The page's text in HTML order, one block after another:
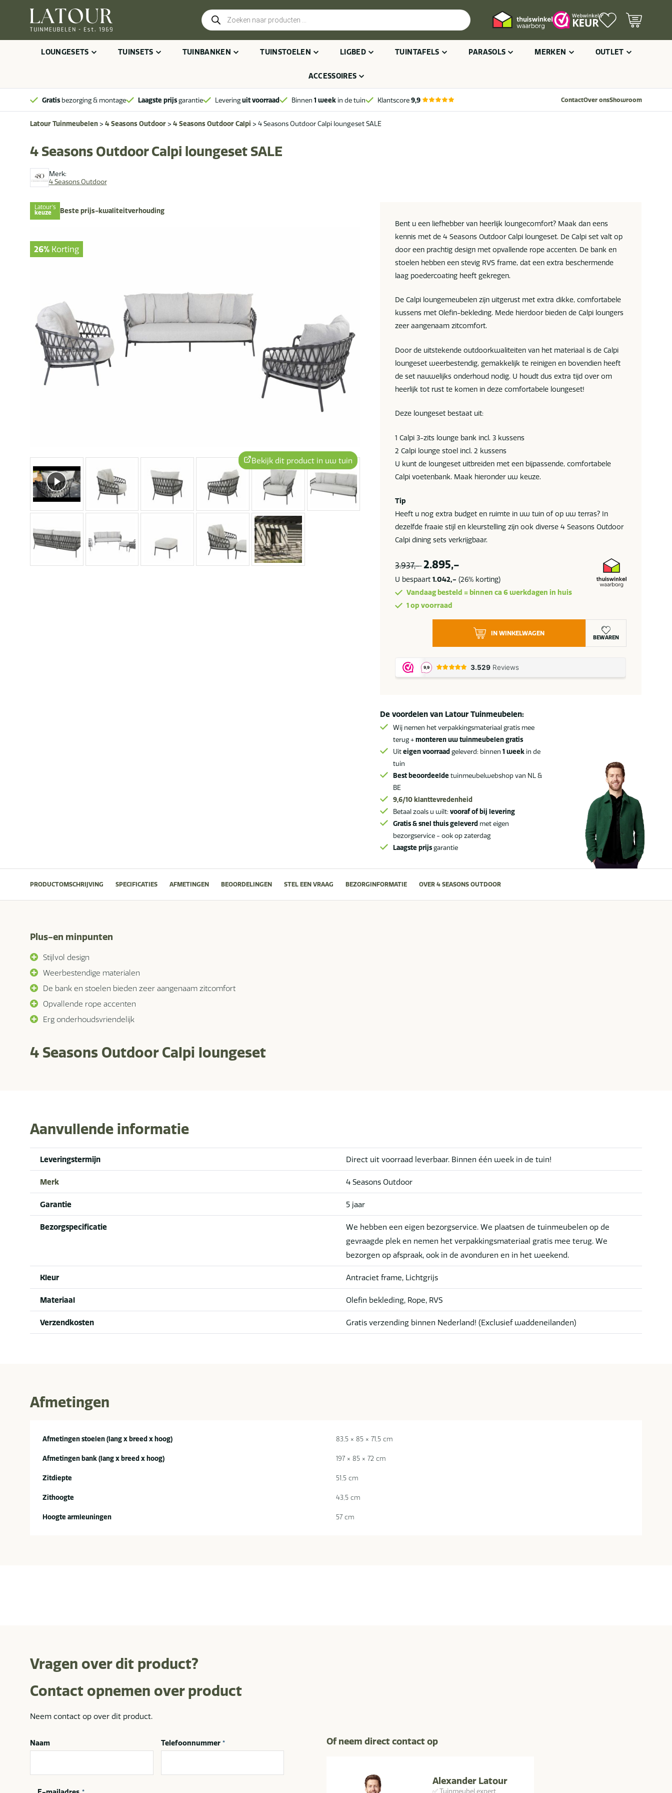
Producten
zoeken
LOUNGESETS TUINSETS TUINBANKEN TUINSTOELEN LIGBED TUINTAFELS PARASOLS MERKEN OUTLET
ACCESSOIRES
Gratis bezorging & montage Laagste prijsgarantie Leveringuit voorraad Binnen 1 week in de tuin Klantscore9,9 ContactOver onsShowroom
Latour Tuinmeubelen> 4 Seasons Outdoor> 4 Seasons Outdoor Calpi > 4 Seasons Outdoor Calpi loungeset SALE
Merk:
4 Seasons Outdoor
4 Seasons Outdoor Calpi loungeset SALE
Latour's
keuze Beste prijs-kwaliteitverhouding
26% Korting
Bekijk dit product in uw tuin
Bent u een liefhebber van heerlijk loungecomfort? Maak dan eens
kennis met de 4 Seasons Outdoor Calpi loungeset. De Calpi set valt op
door een prachtig design met opvallende rope accenten. De bank en
stoelen hebben een stevig RVS frame, dat een extra beschermende
laag poedercoating heeft gekregen.
De Calpi loungemeubelen zijn uitgerust met extra dikke, comfortabele
kussens met Olefin-bekleding. Mede hierdoor bieden de Calpi loungers
zeer aangenaam zitcomfort.
Door de uitstekende outdoorkwaliteiten van het materiaal is de Calpi
loungeset weerbestendig, gemakkelijk te reinigen en bovendien heeft
de set nauwelijks onderhoud nodig. U houdt dus extra tijd over om
heerlijk tot rust te komen in deze comfortabele loungeset!
Deze loungeset bestaat uit:
1 Calpi 3-zits lounge bank incl. 3 kussens
2 Calpi lounge stoel incl. 2 kussens
U kunt de loungeset uitbreiden met een bijpassende, comfortabele
Calpi voetenbank. Maak hieronder uw keuze.
Tip
Heeft u nog extra budget en ruimte in uw tuin of op uw terras? In
dezelfde fraaie stijl en kleurstelling zijn ook diverse 4 Seasons Outdoor
Calpi dining sets verkrijgbaar.
3.937,- 2.895,-
U bespaart1.042,- (26% korting)
Vandaag besteld = binnen ca 6 werkdagen in huis
1 op voorraad
Calpi
loungeset
IN WINKELWAGEN
BEWAREN
De voordelen van Latour Tuinmeubelen:
Wij nemen het verpakkingsmateriaal gratis mee
terug +monteren uw tuinmeubelen gratis
Uiteigen voorraad geleverd: binnen1 week in de
tuin
Best beoordeelde tuinmeubelwebshop van NL &
BE
9,6/10 klanttevredenheid
Betaal zoals u wilt:vooraf of bij levering
Gratis & snel thuis geleverd met eigen
bezorgservice - ook op zaterdag
Laagste prijsgarantie
PRODUCTOMSCHRIJVING SPECIFICATIES AFMETINGEN BEOORDELINGEN STEL EEN VRAAG BEZORGINFORMATIE OVER 4 SEASONS OUTDOOR
Plus-en minpunten
Stijlvol design
Weerbestendige materialen
De bank en stoelen bieden zeer aangenaam zitcomfort
Opvallende rope accenten
Erg onderhoudsvriendelijk
4 Seasons Outdoor Calpi loungeset
Aanvullende informatie
Leveringstermijn Direct uit voorraad leverbaar. Binnen één week in de tuin!
Merk 4 Seasons Outdoor
Garantie 5 jaar
Bezorgspecificatie
We hebben een eigen bezorgservice. We plaatsen de tuinmeubelen op de
gevraagde plek en nemen het verpakkingsmateriaal gratis mee terug. We
bezorgen op afspraak, ook in de avonduren en in het weekend.
Kleur Antraciet frame, Lichtgrijs
Materiaal Olefin bekleding, Rope, RVS
Verzendkosten Gratis verzending binnen Nederland! (Exclusief waddeneilanden)
Afmetingen
Afmetingen stoelen (lang x breed x hoog) 83,5 × 85 × 71,5 cm
Afmetingen bank (lang x breed x hoog) 197 × 85 × 72 cm
Zitdiepte 51,5 cm
Zithoogte 43,5 cm
Hoogte armleuningen 57 cm
Vragen over dit product?
Contact opnemen over product
Neem contact op over dit product.
Naam Telefoonnummer *
*
Of neem direct contact op
Alexander Latour
✅ Tuinmeubel expert